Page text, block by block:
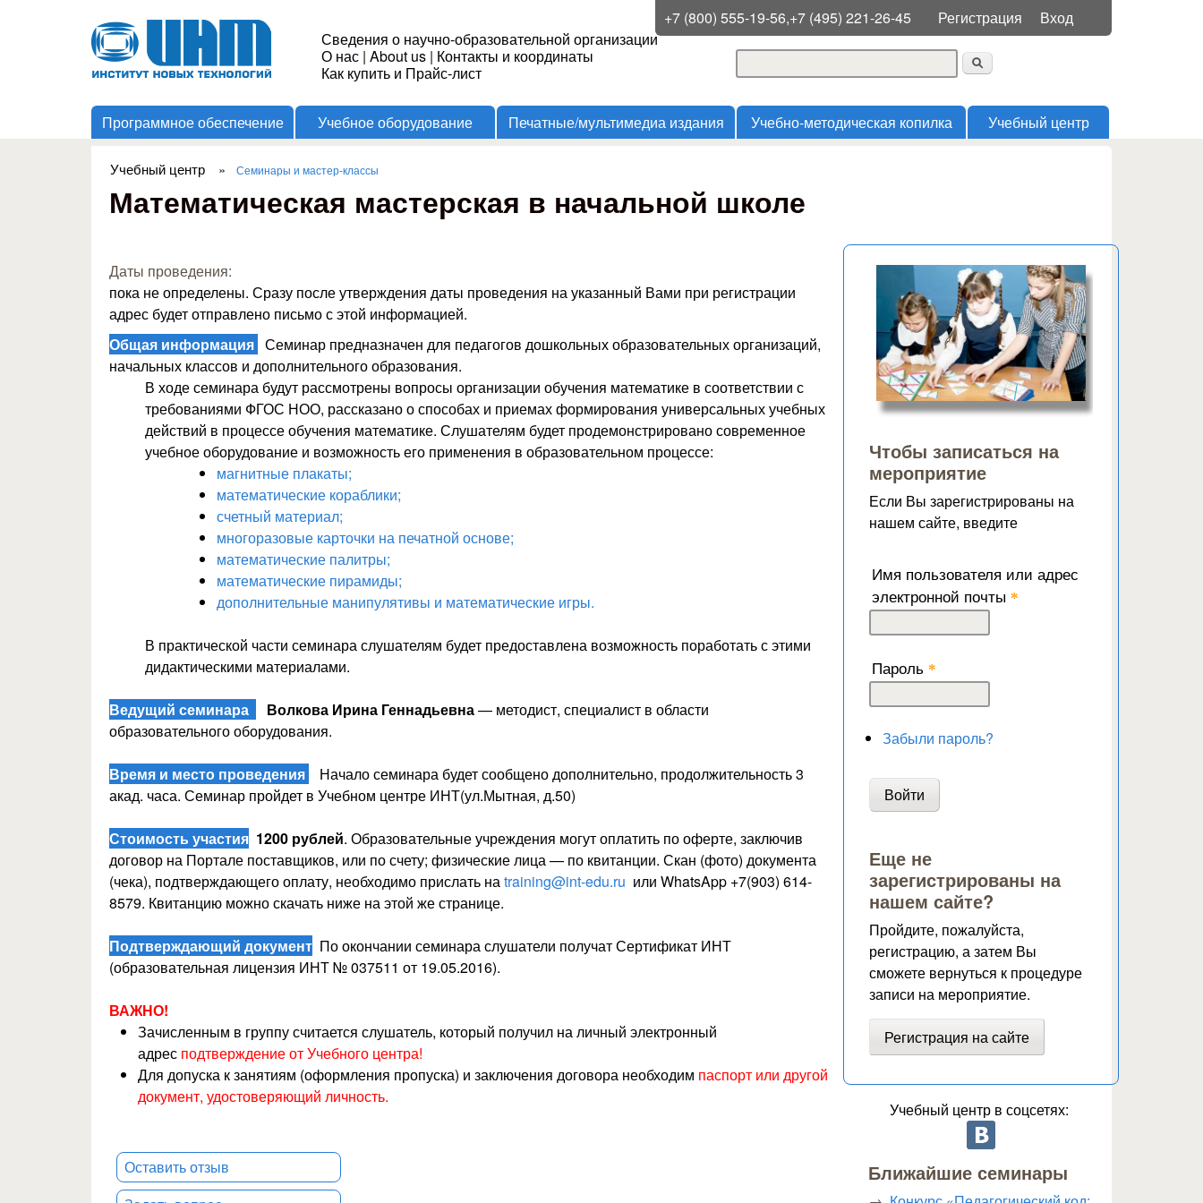
Перейти к основному
содержанию
Меню пользователя
Регистрация Вход
+7 (800) 555-19-56,+7 (495) 221-26-45
Институт
Новых
Технологий
Сведения о научно-образовательной организации
О нас | About us | Контакты и координаты
Как купить и Прайс-лист
Форма поиска
Программное обеспечение Учебное оборудование Печатные/мультимедиа издания Учебно-методическая копилка Учебный центр
Вы здесь
Учебный центр » Семинары и мастер-классы
Математическая мастерская в начальной школе
Даты проведения:
пока не определены. Сразу после утверждения даты проведения на указанный Вами при регистрации
адрес будет отправлено письмо с этой информацией.
Общая информация Семинар предназначен для педагогов дошкольных образовательных организаций,
начальных классов и дополнительного образования.
В ходе семинара будут рассмотрены вопросы организации обучения математике в соответствии с
требованиями ФГОС НОО, рассказано о способах и приемах формирования универсальных учебных
действий в процессе обучения математике. Слушателям будет продемонстрировано современное
учебное оборудование и возможность его применения в образовательном процессе:
магнитные плакаты;
математические кораблики;
счетный материал;
многоразовые карточки на печатной основе;
математические палитры;
математические пирамиды;
дополнительные манипулятивы и математические игры.
В практической части семинара слушателям будет предоставлена возможность поработать с этими
дидактическими материалами.
Ведущий семинара Волкова Ирина Геннадьевна— методист, специалист в области
образовательного оборудования.
Время и место проведения
Начало семинара будет сообщено дополнительно, продолжительность 3
акад. часа. Семинар пройдет в Учебном центре ИНТ(ул.Мытная, д.50)
Стоимость участия 1200 рублей. Образовательные учреждения могут оплатить по оферте, заключив
договор на Портале поставщиков, или по счету; физические лица — по квитанции. Скан (фото) документа
(чека), подтверждающего оплату, необходимо прислать наtraining@int-edu.ru или WhatsApp +7(903) 614-
8579. Квитанцию можно скачать ниже на этой же странице.
Подтверждающий документ По окончании семинара слушатели получат Сертификат ИНТ
(образовательная лицензия ИНТ № 037511 от 19.05.2016).
ВАЖНО!
Зачисленным в группу считается слушатель, который получил на личный электронный
адрес подтверждение от Учебного центра!
Для допуска к занятиям (оформления пропуска) и заключения договора необходим паспорт или другой
документ, удостоверяющий личность.
Оставить отзыв
Чтобы записаться на
мероприятие
Если Вы зарегистрированы на
нашем сайте, введите
Имя пользователя или адрес
электронной почты *
Пароль *
Забыли пароль?
Еще не
зарегистрированы на
нашем сайте?
Пройдите, пожалуйста,
регистрацию, а затем Вы
сможете вернуться к процедуре
записи на мероприятие.
Регистрация на сайте
Учебный центр в соцсетях:
Ближайшие семинары